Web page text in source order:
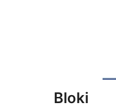
Bloki